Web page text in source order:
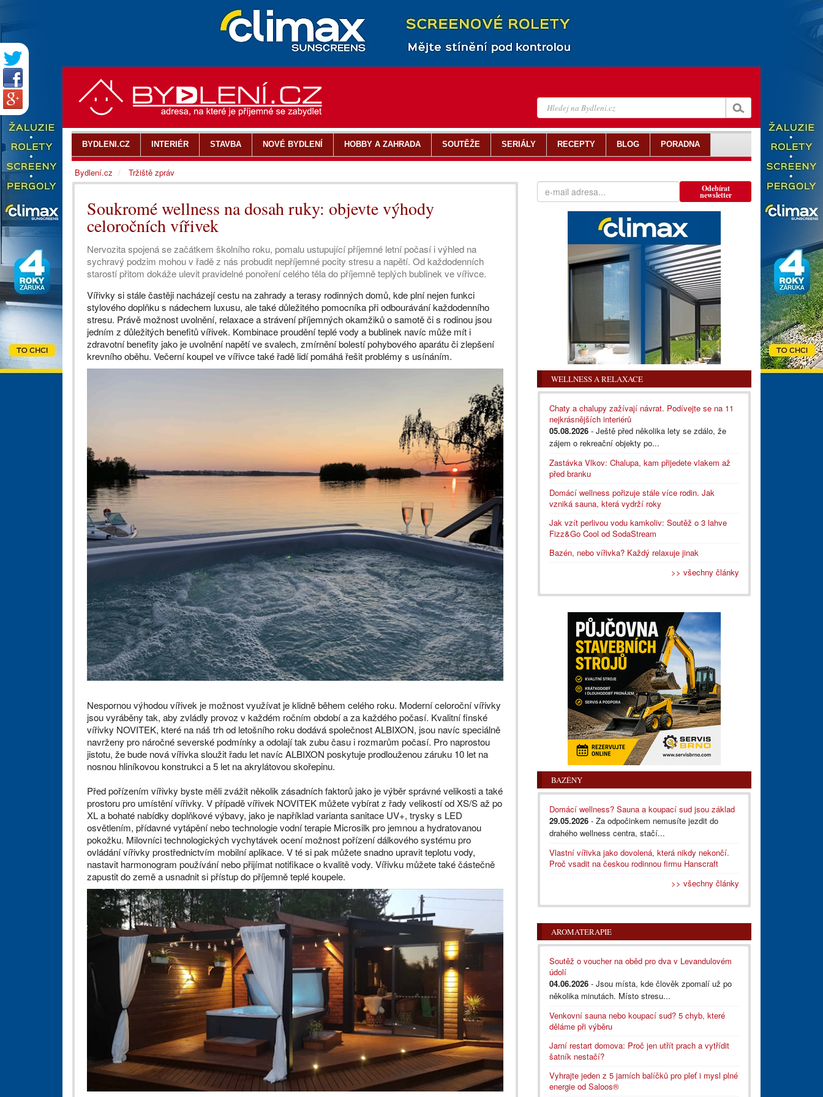
Soukromé wellness na dosah ruky: objevte výhody
celoročních vířivek
Nervozita spojená se začátkem školního roku, pomalu ustupující příjemné letní počasí i výhled na
sychravý podzim mohou v řadě z nás probudit nepříjemné pocity stresu a napětí. Od každodenních
starostí přitom dokáže ulevit pravidelné ponoření celého těla do příjemně teplých bublinek ve vířivce.
Vířivky si stále častěji nacházejí cestu na zahrady a terasy rodinných domů, kde plní nejen funkci
stylového doplňku s nádechem luxusu, ale také důležitého pomocníka při odbourávání každodenního
stresu. Právě možnost uvolnění, relaxace a strávení příjemných okamžiků o samotě či s rodinou jsou
jedním z důležitých benefitů vířivek. Kombinace proudění teplé vody a bublinek navíc může mít i
zdravotní benefity jako je uvolnění napětí ve svalech, zmírnění bolestí pohybového aparátu či zlepšení
krevního oběhu. Večerní koupel ve vířivce také řadě lidí pomáhá řešit problémy s usínáním.
Nespornou výhodou vířivek je možnost využívat je klidně během celého roku. Moderní celoroční vířivky
jsou vyráběny tak, aby zvládly provoz v každém ročním období a za každého počasí. Kvalitní finské
vířivky NOVITEK, které na náš trh od letošního roku dodává společnost ALBIXON, jsou navíc speciálně
navrženy pro náročné severské podmínky a odolají tak zubu času i rozmarům počasí. Pro naprostou
jistotu, že bude nová vířivka sloužit řadu let navíc ALBIXON poskytuje prodlouženou záruku 10 let na
nosnou hliníkovou konstrukci a 5 let na akrylátovou skořepinu.
Před pořízením vířivky byste měli zvážit několik zásadních faktorů jako je výběr správné velikosti a také
prostoru pro umístění vířivky. V případě vířivek NOVITEK můžete vybírat z řady velikostí od XS/S až po
XL a bohaté nabídky doplňkové výbavy, jako je například varianta sanitace UV+, trysky s LED
osvětlením, přídavné vytápění nebo technologie vodní terapie Microsilk pro jemnou a hydratovanou
pokožku. Milovníci technologických vychytávek ocení možnost pořízení dálkového systému pro
ovládání vířivky prostřednictvím mobilní aplikace. V té si pak můžete snadno upravit teplotu vody,
nastavit harmonogram používání nebo přijímat notifikace o kvalitě vody. Vířivku můžete také částečně
zapustit do země a usnadnit si přístup do příjemně teplé koupele.
Odebírat
newsletter
WELLNESS A RELAXACE
Chaty a chalupy zažívají návrat. Podívejte se na 11
nejkrásnějších interiérů
05.08.2026 - Ještě před několika lety se zdálo, že
zájem o rekreační objekty po...
Zastávka Vlkov: Chalupa, kam přijedete vlakem až
před branku
Domácí wellness pořizuje stále více rodin. Jak
vzniká sauna, která vydrží roky
Jak vzít perlivou vodu kamkoliv: Soutěž o 3 lahve
Fizz&Go Cool od SodaStream
Bazén, nebo vířivka? Každý relaxuje jinak
>> všechny články
BAZÉNY
Domácí wellness? Sauna a koupací sud jsou základ
29.05.2026 - Za odpočinkem nemusíte jezdit do
drahého wellness centra, stačí...
Vlastní vířivka jako dovolená, která nikdy nekončí.
Proč vsadit na českou rodinnou firmu Hanscraft
>> všechny články
AROMATERAPIE
Soutěž o voucher na oběd pro dva v Levandulovém
údolí
04.06.2026 - Jsou místa, kde člověk zpomalí už po
několika minutách. Místo stresu...
Venkovní sauna nebo koupací sud? 5 chyb, které
děláme při výběru
Jarní restart domova: Proč jen utřít prach a vytřídit
šatník nestačí?
Vyhrajte jeden z 5 jarních balíčků pro pleť i mysl plné
energie od Saloos®
BYDLENI.CZ INTERIÉR STAVBA NOVÉ BYDLENÍ HOBBY A ZAHRADA SOUTĚŽE SERIÁLY RECEPTY BLOG PORADNA
Bydlení.cz Tržiště zpráv